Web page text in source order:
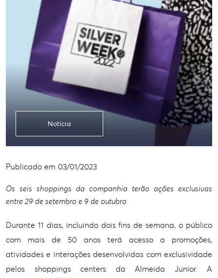
Notícia
Publicado em 03/01/2023
Os seis shoppings da companhia terão ações exclusivas
entre 29 de setembro e 9 de outubro
Durante 11 dias, incluindodois fins de semana, o público
com mais de 50 anos terá acesso a promoções,
atividades e interações desenvolvidas com exclusividade
pelos shoppings centers da Almeida Junior. A